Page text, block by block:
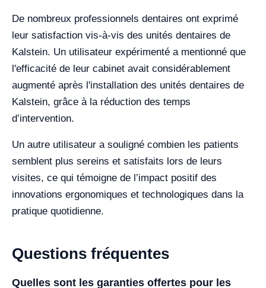
De nombreux professionnels dentaires ont exprimé
leur satisfaction vis-à-vis des unités dentaires de
Kalstein. Un utilisateur expérimenté a mentionné que
l'efficacité de leur cabinet avait considérablement
augmenté après l'installation des unités dentaires de
Kalstein, grâce à la réduction des temps
d’intervention.
Un autre utilisateur a souligné combien les patients
semblent plus sereins et satisfaits lors de leurs
visites, ce qui témoigne de l’impact positif des
innovations ergonomiques et technologiques dans la
pratique quotidienne.
Questions fréquentes
Quelles sont les garanties offertes pour les